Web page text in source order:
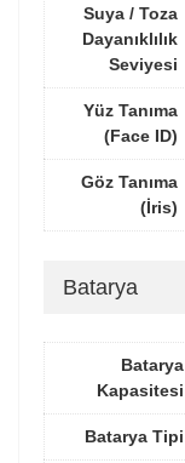
Suya / Toza
Dayanıklılık
Seviyesi
Yüz Tanıma
(Face ID)
Göz Tanıma
(İris)
Batarya
Batarya
Kapasitesi
Batarya Tipi